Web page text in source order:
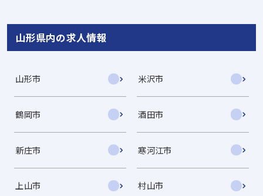
山形県内の求人情報
山形市 米沢市
鶴岡市 酒田市
新庄市 寒河江市
上山市 村山市